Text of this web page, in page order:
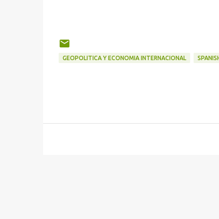
GEOPOLITICA Y ECONOMIA INTERNACIONAL